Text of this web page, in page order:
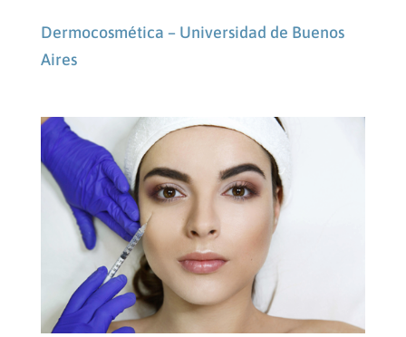
Dermocosmética – Universidad de Buenos
Aires